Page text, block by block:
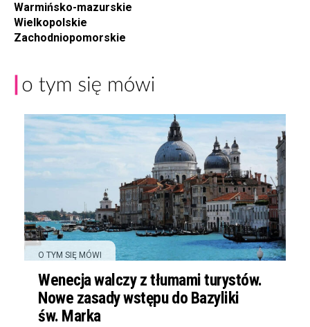
Warmińsko-mazurskie
Wielkopolskie
Zachodniopomorskie
O TYM SIĘ MÓWI
Wenecja walczy z tłumami turystów.
Nowe zasady wstępu do Bazyliki
św. Marka